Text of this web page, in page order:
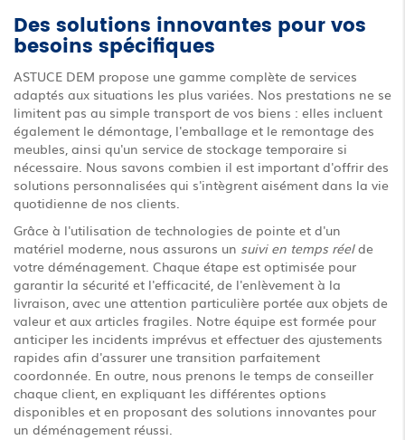
Des solutions innovantes pour vos
besoins spécifiques
ASTUCE DEM propose une gamme complète de services
adaptés aux situations les plus variées. Nos prestations ne se
limitent pas au simple transport de vos biens : elles incluent
également le démontage, l'emballage et le remontage des
meubles, ainsi qu'un service de stockage temporaire si
nécessaire. Nous savons combien il est important d'offrir des
solutions personnalisées qui s'intègrent aisément dans la vie
quotidienne de nos clients.
Grâce à l'utilisation de technologies de pointe et d'un
matériel moderne, nous assurons un suivi en temps réelde
votre déménagement. Chaque étape est optimisée pour
garantir la sécurité et l'efficacité, de l'enlèvement à la
livraison, avec une attention particulière portée aux objets de
valeur et aux articles fragiles. Notre équipe est formée pour
anticiper les incidents imprévus et effectuer des ajustements
rapides afin d'assurer une transition parfaitement
coordonnée. En outre, nous prenons le temps de conseiller
chaque client, en expliquant les différentes options
disponibles et en proposant des solutions innovantes pour
un déménagement réussi.